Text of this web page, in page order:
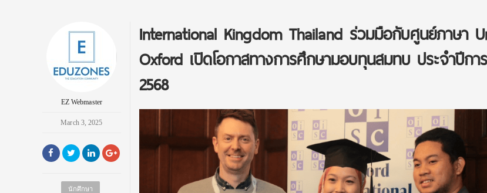
EZ Webmaster
March 3, 2025
นักศึกษา
International Kingdom Thailand ร่วมมือกับศูนย์ภาษา
Oxford เปิดโอกาสทางการศึกษามอบทุนสมทบ ประจำปีกา
2568